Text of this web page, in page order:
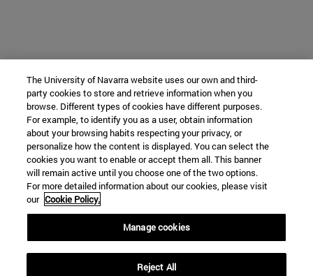
The University of Navarra website uses our own and third-
party cookies to store and retrieve information when you
browse. Different types of cookies have different purposes.
For example, to identify you as a user, obtain information
about your browsing habits respecting your privacy, or
personalize how the content is displayed. You can select the
cookies you want to enable or accept them all. This banner
will remain active until you choose one of the two options.
For more detailed information about our cookies, please visit
our Cookie Policy.
Manage cookies
Reject All